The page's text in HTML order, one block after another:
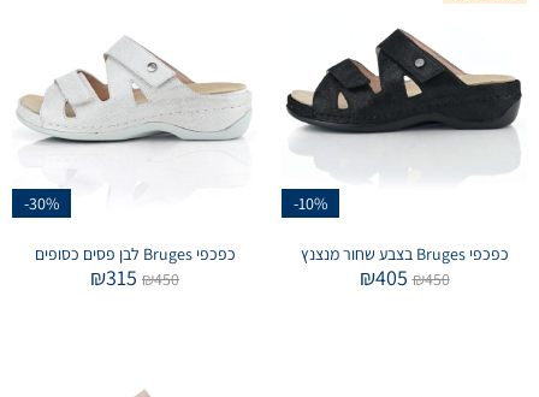
-10%
כפכפי Bruges בצבע שחור מנצנץ
₪450
₪405
-30%
כפכפי Bruges לבן פסים כסופים
₪450
₪315